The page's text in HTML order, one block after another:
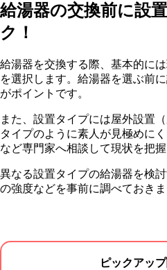
給湯器の交換前に設
ク！
給湯器を交換する際、基本的に
を選択します。給湯器を選ぶ前
がポイントです。
また、設置タイプには屋外設置
タイプのように素人が見極めに
など専門家へ相談して現状を把
異なる設置タイプの給湯器を検
の強度などを事前に調べておきま
ピックアッ